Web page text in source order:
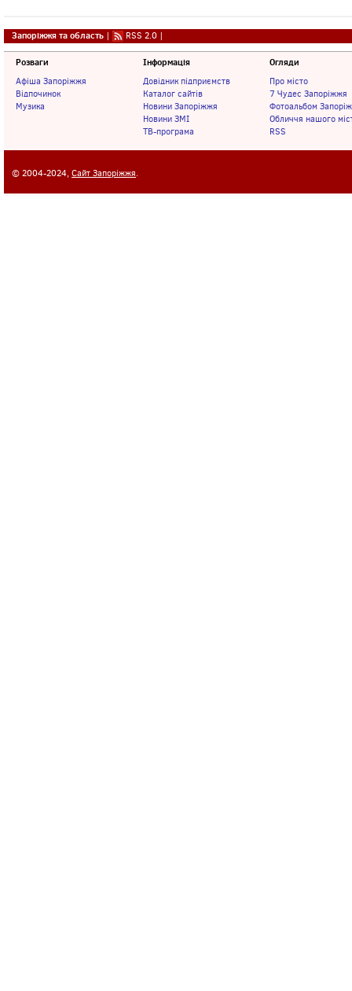
Запоріжжя та область | RSS 2.0 |
Розваги
Афіша Запоріжжя
Відпочинок
Музика
Інформація
Довідник підприємств
Каталог сайтів
Новини Запоріжжя
Новини ЗМІ
ТВ-програма
Огляди
Про місто
7 Чудес Запоріжжя
Фотоальбом
Обличчя нашого
RSS
© 2004-2024, Сайт Запоріжжя.